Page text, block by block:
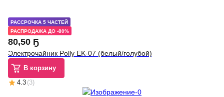
РАССРОЧКА 5 ЧАСТЕЙ
РАСПРОДАЖА ДО -80%
80,50 Ҕ
Электрочайник Polly EK-07 (белый/голубой)
В корзину
4.3 (3)